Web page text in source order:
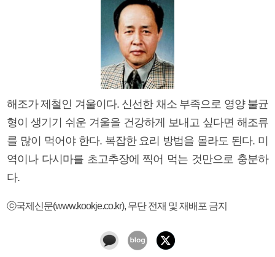
해조가 제철인 겨울이다. 신선한 채소 부족으로 영양 불균
형이 생기기 쉬운 겨울을 건강하게 보내고 싶다면 해조류
를 많이 먹어야 한다. 복잡한 요리 방법을 몰라도 된다. 미
역이나 다시마를 초고추장에 찍어 먹는 것만으로 충분하
다.
ⓒ국제신문(www.kookje.co.kr), 무단 전재 및 재배포 금지